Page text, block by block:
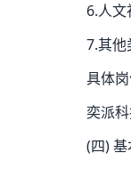
6.人
7.其他
具体
奕派
(四) 基